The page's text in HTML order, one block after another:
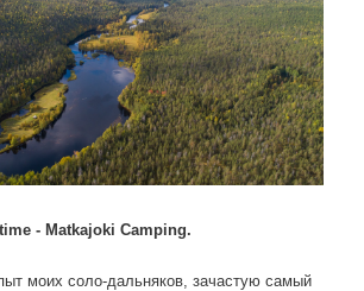
- Matkajoki Camping.
моих соло-дальняков, зачастую самый